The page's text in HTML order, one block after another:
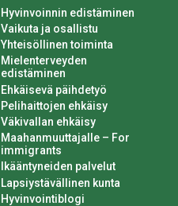
Hyvinvoinnin edistäminen
Vaikuta ja osallistu
Yhteisöllinen toiminta
Mielenterveyden
edistäminen
Ehkäisevä päihdetyö
Pelihaittojen ehkäisy
Väkivallan ehkäisy
Maahanmuuttajalle – For
immigrants
Ikääntyneiden palvelut
Lapsiystävällinen kunta
Hyvinvointiblogi